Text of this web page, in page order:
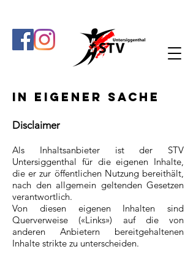
In eigener Sache
Disclaimer
Als Inhaltsanbieter ist der STV
Untersiggenthal für die eigenen Inhalte,
die er zur öffentlichen Nutzung bereithält,
nach den allgemein geltenden Gesetzen
verantwortlich.
Von diesen eigenen Inhalten sind
Querverweise («Links») auf die von
anderen Anbietern bereitgehaltenen
Inhalte strikte zu unterscheiden.